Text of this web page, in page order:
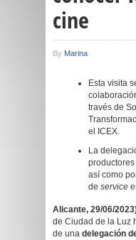
cine
By Marina
Esta visita
través de
el ICEX.
La
así como
de service
Alicante, 29/06/
de Ciudad de la Luz
de una delegación